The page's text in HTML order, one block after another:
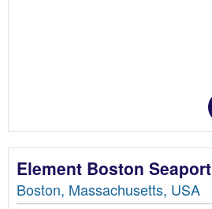
Element Boston Seaport
Boston, Massachusetts, USA